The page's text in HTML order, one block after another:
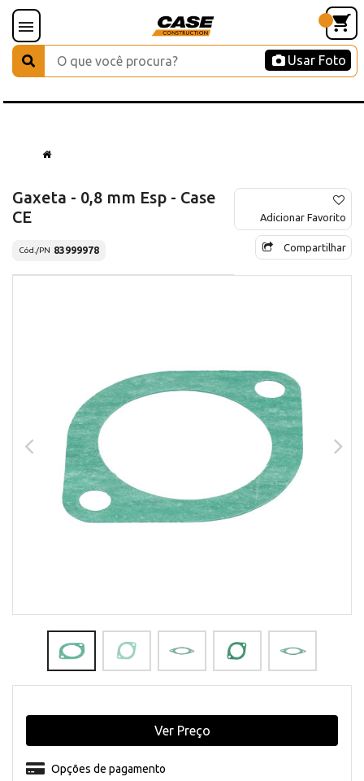
Usar Foto
Gaxeta - 0,8 mm Esp - Case
CE
Cód./PN 83999978
Adicionar Favorito
Compartilhar
Opções de pagamento
Ver Preço